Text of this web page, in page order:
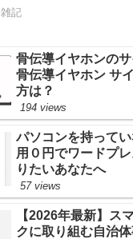
雑記
骨伝導イヤホンのサ
骨伝導イヤホン サ
方は？
194 views
パソコンを持って
用０円でワードプ
りたいあなたへ
57 views
【2026年最新】ス
クに取り組む自治